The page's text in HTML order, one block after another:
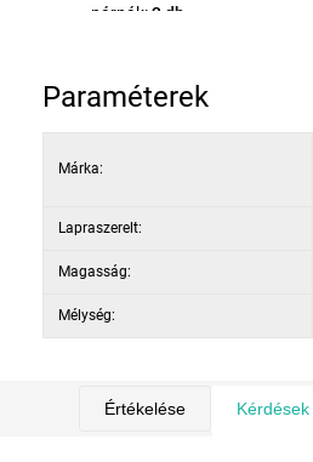
párnák:2 db
váz:fém lábak
szélesség:200 cm
Paraméterek
Márka:
Lapraszerelt:
Magasság:
Mélység:
Értékelése Kérdések